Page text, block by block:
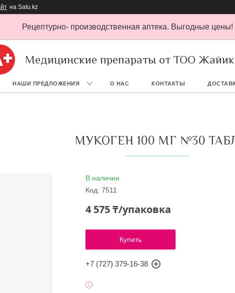
на Satu.kz
Рецептурно- производственная аптека. Выгодные цены!
Медицинские препараты от ТОО
НАШИ ПРЕДЛОЖЕНИЯ О НАС КОНТАКТЫ
МУКОГЕН 100 МГ №30
В наличии
Код:7511
4 575 ₸/упаковка
Купить
+7 (727) 379-16-38